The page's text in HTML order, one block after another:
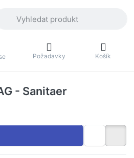
Požadavky Košík
- Sanitaer